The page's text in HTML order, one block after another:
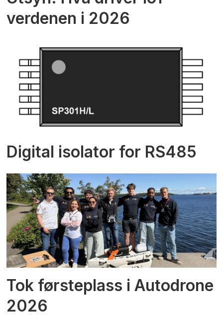
verdenen i 2026
Digital isolator for RS485
Tok førsteplass i Autodrone
2026